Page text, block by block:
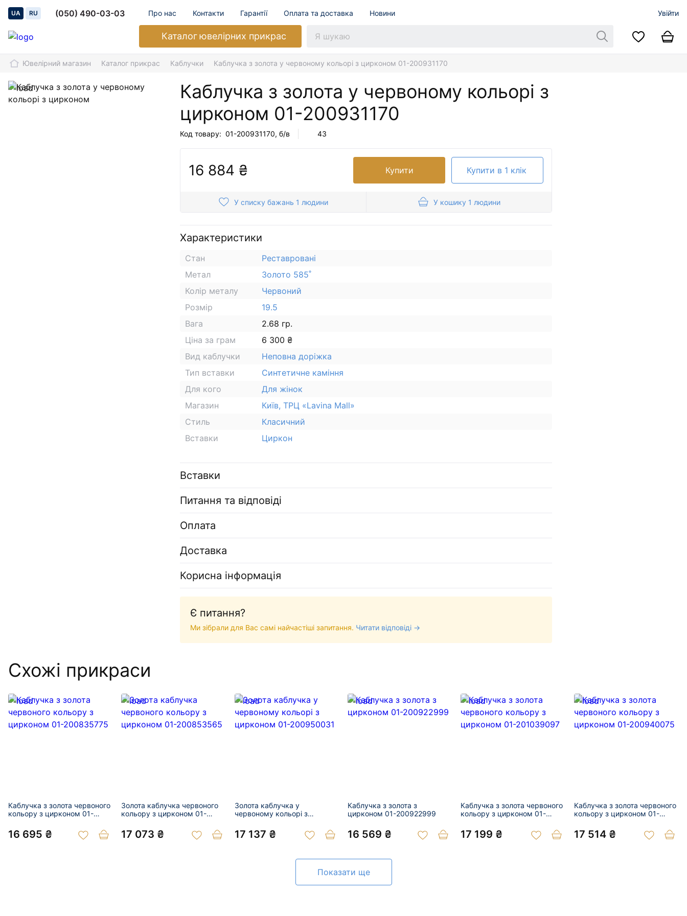
UA RU (050) 490-03-03 Про нас Контакти Гарантії Оплата та доставка Новини Увійти
Каталогювелірних прикрас
Ювелірний магазин Каталог прикрас Каблучки Каблучка з золота у червоному кольорі з цирконом 01-200931170
Каблучка з золота у червоному кольорі з
цирконом 01-200931170
Код товару: 01-200931170, б/в 43
16 884 ₴ Купити Купити в 1 клік
У списку бажань 1 людини У кошику 1 людини
Характеристики
Стан
Реставровані
Метал
Золото 585˚
Колір металу
Червоний
Розмір
19.5
Вага
2.68 гр.
Ціна за грам
6 300 ₴
Вид каблучки
Неповна доріжка
Тип вставки
Синтетичне каміння
Для кого
Для жінок
Магазин
Київ, ТРЦ «Lavina Mall»
Стиль
Класичний
Вставки
Циркон
Вставки
Питання та відповіді
Оплата
Доставка
Корисна інформація
Є питання?
Ми зібрали для Вас самі найчастіші запитання. Читати відповіді →
Схожі прикраси
Каблучка з золота червоного
кольору з цирконом 01-
16 695 ₴
Золота каблучка червоного
кольору з цирконом 01-
17 073 ₴
Золота каблучка у
червоному кольорі з
17 137 ₴
Каблучка з золота з
цирконом 01-200922999
16 569 ₴
Каблучка з золота червоного
кольору з цирконом 01-
17 199 ₴
Каблучка з золота червоного
кольору з цирконом 01-
17 514 ₴
Показати ще